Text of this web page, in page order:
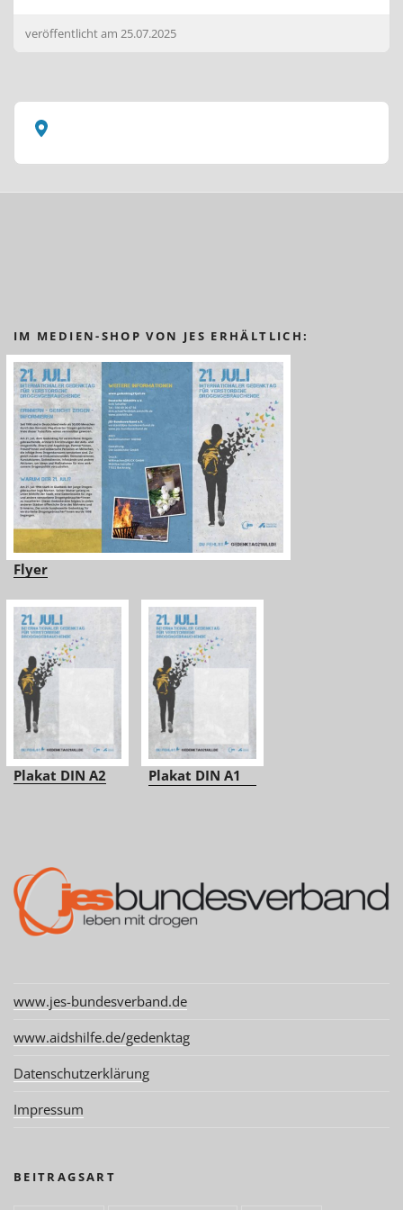
veröffentlicht am 25.07.2025
IM MEDIEN-SHOP VON JES ERHÄLTLICH:
Flyer
Plakat DIN A2 Plakat DIN A1
www.jes-bundesverband.de
www.aidshilfe.de/gedenktag
Datenschutzerklärung
Impressum
BEITRAGSART